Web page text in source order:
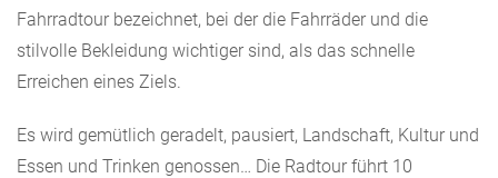
Fahrradtour bezeichnet, bei der die Fahrräder und die
stilvolle Bekleidung wichtiger sind, als das schnelle
Erreichen eines Ziels.
Es wird gemütlich geradelt, pausiert, Landschaft, Kultur und
Essen und Trinken genossen… Die Radtour führt 10